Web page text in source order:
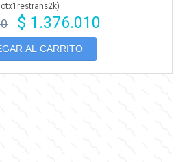
)
$ 1.376.010
AL CARRITO